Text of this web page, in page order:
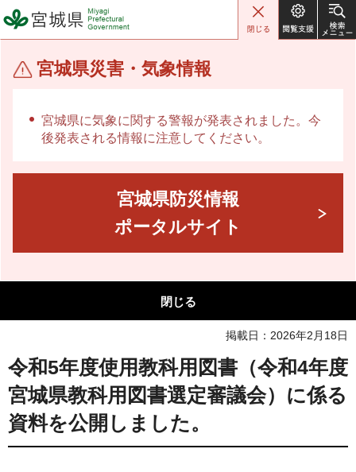
宮城県 Miyagi Prefectural
Government
宮城県災害・気象情報
宮城県に気象に関する警報が発表されました。今
後発表される情報に注意してください。
宮城県防災情報
ポータルサイト
閉じる
掲載日：2026年2月18日
令和5年度使用教科用図書（令和4年度
宮城県教科用図書選定審議会）に係る
資料を公開しました。